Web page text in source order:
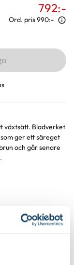
792:-
Ord. pris990:-
växtsätt. Bladverket
ger ett säreget
och går senare